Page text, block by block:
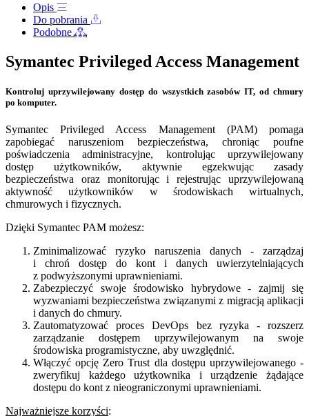
Opis
Do pobrania
Podobne
Symantec Privileged Access Management
Kontroluj uprzywilejowany dostęp do wszystkich zasobów IT, od chmury
po komputer.
Symantec Privileged Access Management (PAM) pomaga
zapobiegać naruszeniom bezpieczeństwa, chroniąc poufne
poświadczenia administracyjne, kontrolując uprzywilejowany
dostęp użytkowników, aktywnie egzekwując zasady
bezpieczeństwa oraz monitorując i rejestrując uprzywilejowaną
aktywność użytkowników w środowiskach wirtualnych,
chmurowych i fizycznych.
Dzięki Symantec PAM możesz:
Zminimalizować ryzyko naruszenia danych - zarządzaj
i chroń dostęp do kont i danych uwierzytelniających
z podwyższonymi uprawnieniami.
Zabezpieczyć swoje środowisko hybrydowe - zajmij się
wyzwaniami bezpieczeństwa związanymi z migracją aplikacji
i danych do chmury.
Zautomatyzować proces DevOps bez ryzyka - rozszerz
zarządzanie dostępem uprzywilejowanym na swoje
środowiska programistyczne, aby uwzględnić.
Włączyć opcję Zero Trust dla dostępu uprzywilejowanego -
zweryfikuj każdego użytkownika i urządzenie żądające
dostępu do kont z nieograniczonymi uprawnieniami.
Najważniejsze korzyści: